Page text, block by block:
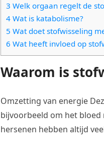
3 Welk orgaan regelt de
4 Wat is katabolisme?
5 Wat doet stofwisseling
6 Wat heeft invloed op
Waarom is
Omzetting van energie
bijvoorbeeld om het
hersenen hebben altijd